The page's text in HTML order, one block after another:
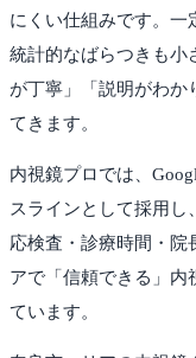
にくい仕組みです。一
統計的なばらつきも小
が丁寧」「説明がわか
てきます。
内視鏡プロでは、
スラインとして採用
応検査・診療時間・院
アで「信頼できる」内
ています。